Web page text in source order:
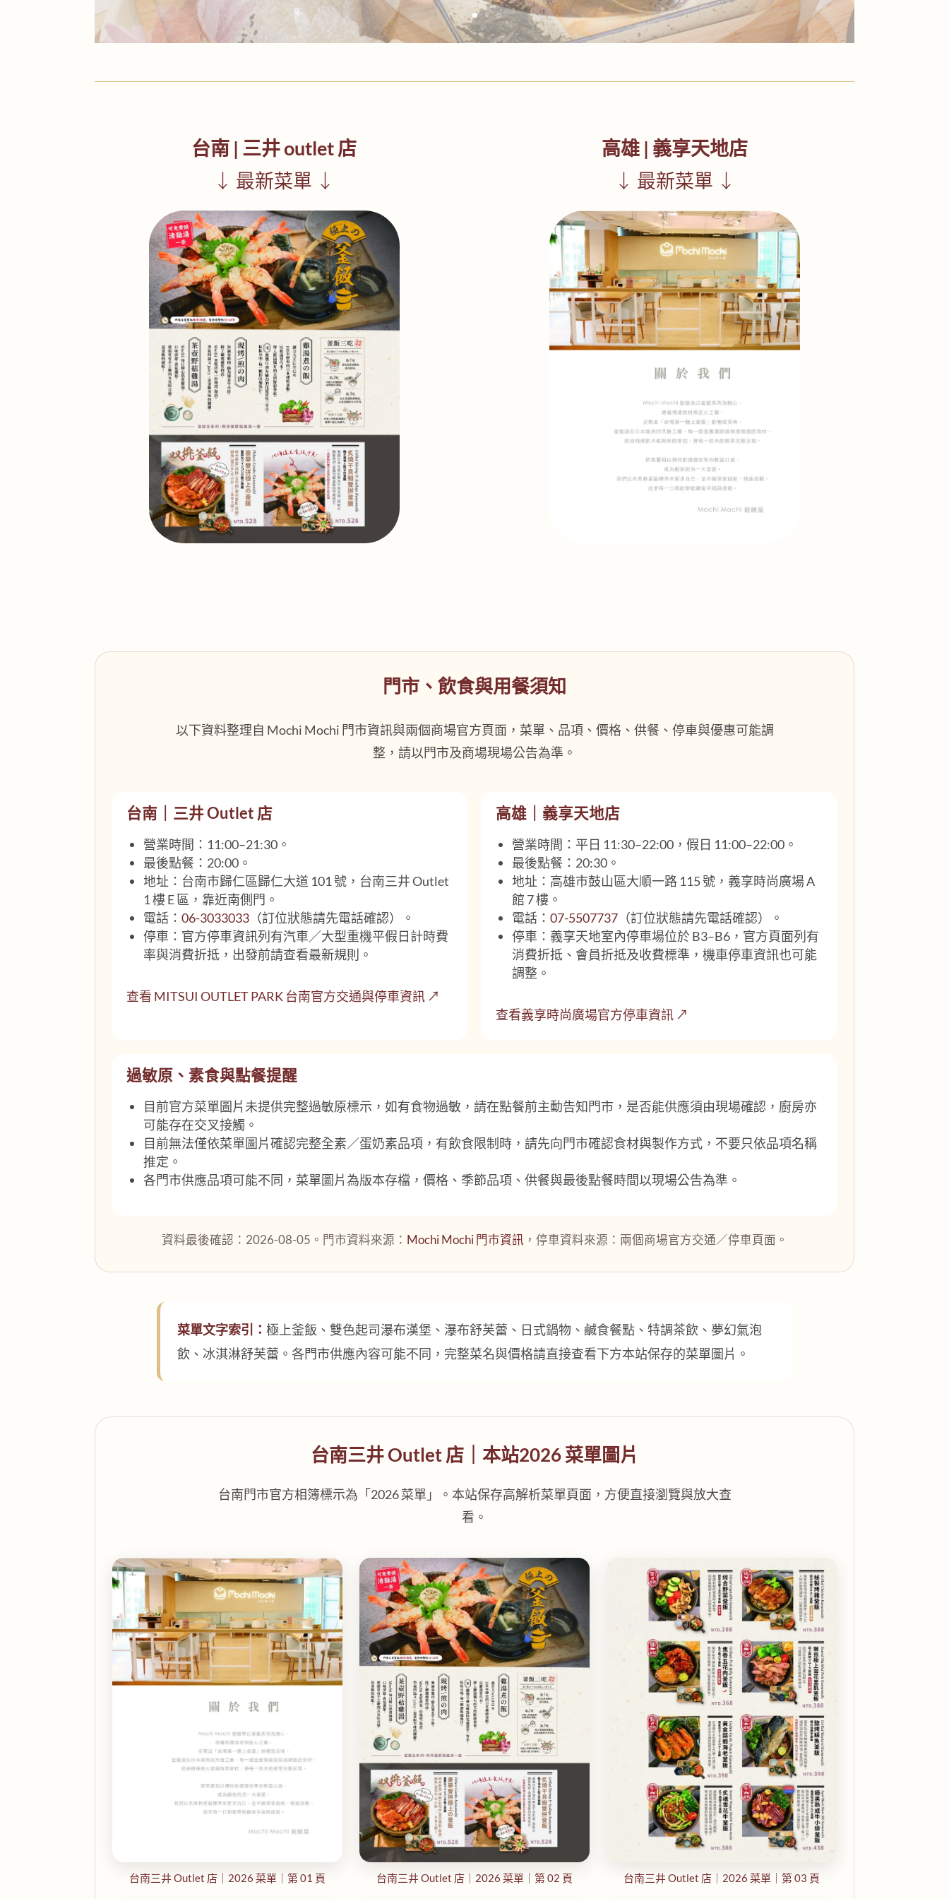
台南 | 三井 outlet 店
↓ 最新菜單 ↓
高雄 | 義享天地店
↓ 最新菜單 ↓
門市、飲食與用餐須知
以下資料整理自 Mochi Mochi 門市資訊與兩個商場官方頁面，菜單、品項、價格、供餐、停車與優惠可能調
整，請以門市及商場現場公告為準。
台南｜三井 Outlet 店
營業時間：11:00–21:30。
最後點餐：20:00。
地址：台南市歸仁區歸仁大道 101 號，台南三井 Outlet
1 樓 E 區，靠近南側門。
電話： 06-3033033（訂位狀態請先電話確認）。
停車：官方停車資訊列有汽車／大型重機平假日計時費
率與消費折抵，出發前請查看最新規則。
查看 MITSUI OUTLET PARK 台南官方交通與停車資訊 ↗
高雄｜義享天地店
營業時間：平日 11:30–22:00，假日 11:00–22:00。
最後點餐：20:30。
地址：高雄市鼓山區大順一路 115 號，義享時尚廣場 A
館 7 樓。
電話：07-5507737 （訂位狀態請先電話確認）。
停車：義享天地室內停車場位於 B3–B6，官方頁面列有
消費折抵、會員折抵及收費標準，機車停車資訊也可能
調整。
查看義享時尚廣場官方停車資訊 ↗
過敏原、素食與點餐提醒
目前官方菜單圖片未提供完整過敏原標示，如有食物過敏，請在點餐前主動告知門市，是否能供應須由現場確認，廚房亦
可能存在交叉接觸。
目前無法僅依菜單圖片確認完整全素／蛋奶素品項，有飲食限制時，請先向門市確認食材與製作方式，不要只依品項名稱
推定。
各門市供應品項可能不同，菜單圖片為版本存檔，價格、季節品項、供餐與最後點餐時間以現場公告為準。
資料最後確認：2026-08-05。門市資料來源： Mochi Mochi 門市資訊 ，停車資料來源：兩個商場官方交通／停車頁面。
菜單文字索引： 極上釜飯、雙色起司瀑布漢堡、瀑布舒芙蕾、日式鍋物、鹹食餐點、特調茶飲、夢幻氣泡
飲、冰淇淋舒芙蕾。各門市供應內容可能不同，完整菜名與價格請直接查看下方本站保存的菜單圖片。
台南三井 Outlet 店｜本站2026 菜單圖片
台南門市官方相簿標示為「2026 菜單」。本站保存高解析菜單頁面，方便直接瀏覽與放大查
看。
台南三井 Outlet 店｜2026 菜單｜第 01 頁 台南三井 Outlet 店｜2026 菜單｜第 02 頁 台南三井 Outlet 店｜2026 菜單｜第 03 頁